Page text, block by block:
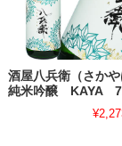
酒屋八兵衛（さか
純米吟醸 KAYA